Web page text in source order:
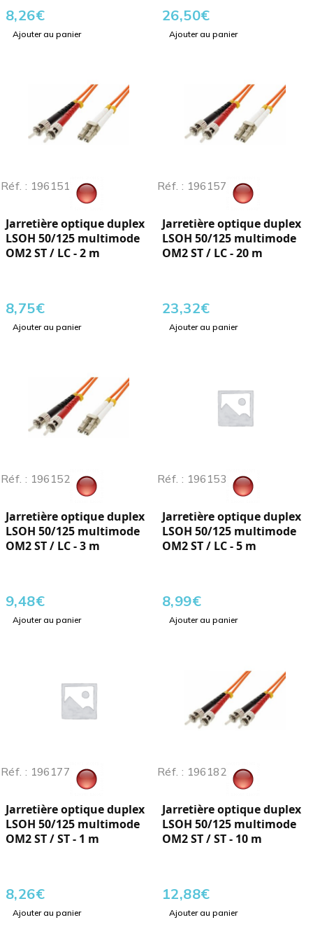
8,26€
Ajouter au panier
26,50€
Ajouter au panier
Réf. : 196151
Jarretière optique duplex
LSOH 50/125 multimode
OM2 ST / LC - 2 m
8,75€
Ajouter au panier
Réf. : 196157
Jarretière optique duplex
LSOH 50/125 multimode
OM2 ST / LC - 20 m
23,32€
Ajouter au panier
Réf. : 196152
Jarretière optique duplex
LSOH 50/125 multimode
OM2 ST / LC - 3 m
9,48€
Ajouter au panier
Réf. : 196153
Jarretière optique duplex
LSOH 50/125 multimode
OM2 ST / LC - 5 m
8,99€
Ajouter au panier
Réf. : 196177
Jarretière optique duplex
LSOH 50/125 multimode
OM2 ST / ST - 1 m
8,26€
Ajouter au panier
Réf. : 196182
Jarretière optique duplex
LSOH 50/125 multimode
OM2 ST / ST - 10 m
12,88€
Ajouter au panier